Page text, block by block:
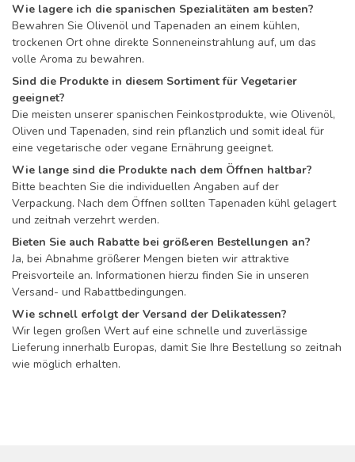
Wie lagere ich die spanischen Spezialitäten am besten?
Bewahren Sie Olivenöl und Tapenaden an einem kühlen,
trockenen Ort ohne direkte Sonneneinstrahlung auf, um das
volle Aroma zu bewahren.
Sind die Produkte in diesem Sortiment für Vegetarier
geeignet?
Die meisten unserer spanischen Feinkostprodukte, wie Olivenöl,
Oliven und Tapenaden, sind rein pflanzlich und somit ideal für
eine vegetarische oder vegane Ernährung geeignet.
Wie lange sind die Produkte nach dem Öffnen haltbar?
Bitte beachten Sie die individuellen Angaben auf der
Verpackung. Nach dem Öffnen sollten Tapenaden kühl gelagert
und zeitnah verzehrt werden.
Bieten Sie auch Rabatte bei größeren Bestellungen an?
Ja, bei Abnahme größerer Mengen bieten wir attraktive
Preisvorteile an. Informationen hierzu finden Sie in unseren
Versand- und Rabattbedingungen.
Wie schnell erfolgt der Versand der Delikatessen?
Wir legen großen Wert auf eine schnelle und zuverlässige
Lieferung innerhalb Europas, damit Sie Ihre Bestellung so zeitnah
wie möglich erhalten.